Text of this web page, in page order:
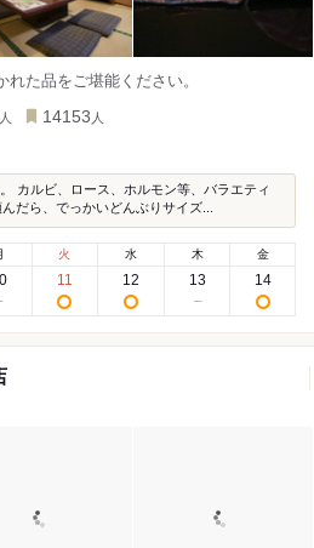
た品をご堪能ください。
人 14153 人
カルビ、ロース、ホルモン等、バラエティ
んだら、でっかいどんぶりサイズ...
火
11
水
12
木
13
金
14